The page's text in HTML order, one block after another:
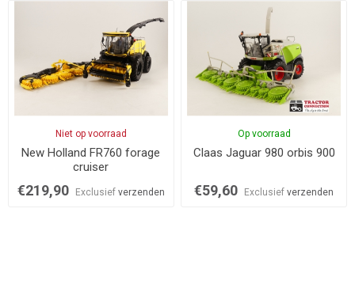
Niet op voorraad
New Holland FR760 forage
cruiser
€219,90 Exclusief verzenden
Op voorraad
Claas Jaguar 980 orbis 900
€59,60 Exclusiefverzenden